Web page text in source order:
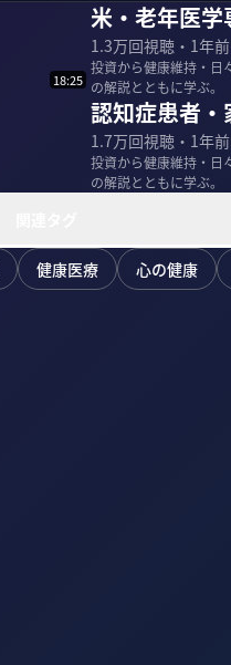
米・老年医
1.3万回視聴・ 1年前
投資から健康維持・日
の解説とともに学ぶ。
18:25
認知症患者
1.7万回視聴・ 1年前
投資から健康維持・日
の解説とともに学ぶ。
健康医療 心の健康